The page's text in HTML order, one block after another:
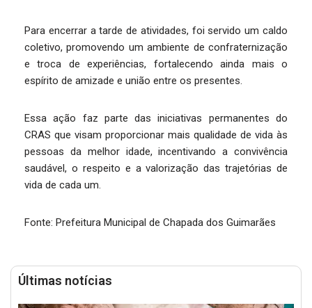
Para encerrar a tarde de atividades, foi servido um caldo
coletivo, promovendo um ambiente de confraternização
e troca de experiências, fortalecendo ainda mais o
espírito de amizade e união entre os presentes.
Essa ação faz parte das iniciativas permanentes do
CRAS que visam proporcionar mais qualidade de vida às
pessoas da melhor idade, incentivando a convivência
saudável, o respeito e a valorização das trajetórias de
vida de cada um.
Fonte: Prefeitura Municipal de Chapada dos Guimarães
Últimas notícias